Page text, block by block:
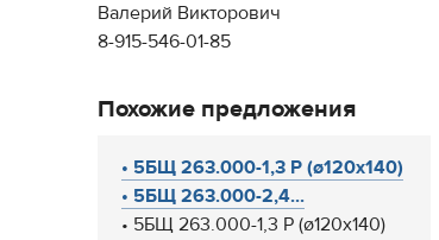
Валерий Викторович
8-915-546-01-85
Похожие предложения
• 5БЩ 263.000-1,3 Р (ø120х140)
• 5БЩ 263.000-2,4...
• 5БЩ 263.000-1,3 Р (ø120х140)